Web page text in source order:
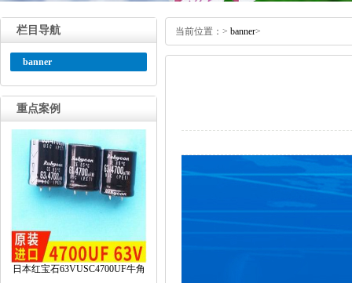
栏目导航
banner
重点案例
日本红宝石63VUSC4700UF牛角
当前位置： > banner>